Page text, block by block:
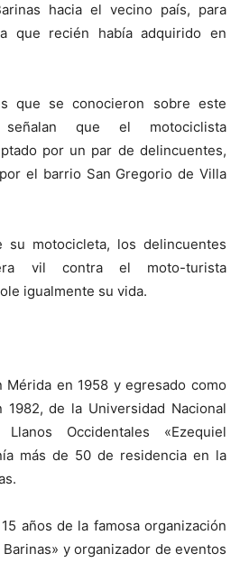
hacia el vecino país, para
que recién había adquirido en
que se conocieron sobre este
señalan que el motociclista
por un par de delincuentes,
el barrio San Gregorio de Villa
su motocicleta, los delincuentes
vil contra el moto-turista
igualmente su vida.
Mérida en 1958 y egresado como
1982, de la Universidad Nacional
Occidentales «Ezequiel
más de 50 de residencia en la
años de la famosa organización
y organizador de eventos